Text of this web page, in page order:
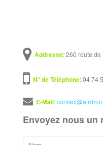
: 260 route
: 04 74
:
Envoyez nous un